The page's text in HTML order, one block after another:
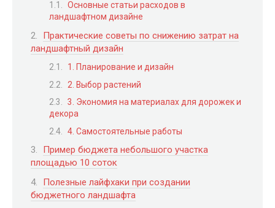
Основные статьи расходов в
ландшафтном дизайне
Практические советы по снижению затрат на
ландшафтный дизайн
1. Планирование и дизайн
2. Выбор растений
3. Экономия на материалах для дорожек и
декора
4. Самостоятельные работы
Пример бюджета небольшого участка
площадью 10 соток
Полезные лайфхаки при создании
бюджетного ландшафта